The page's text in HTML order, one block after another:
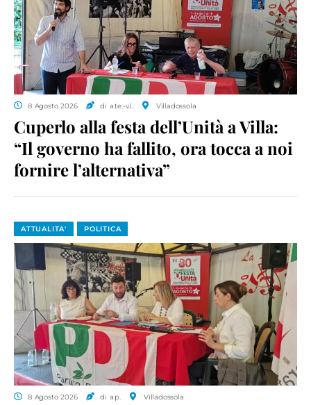
8 Agosto 2026 di a.te.-v.l. Villadossola
Cuperlo alla festa dell’Unità a Villa:
“Il governo ha fallito, ora tocca a noi
fornire l’alternativa”
ATTUALITA' POLITICA
8 Agosto 2026 di a.p. Villadossola